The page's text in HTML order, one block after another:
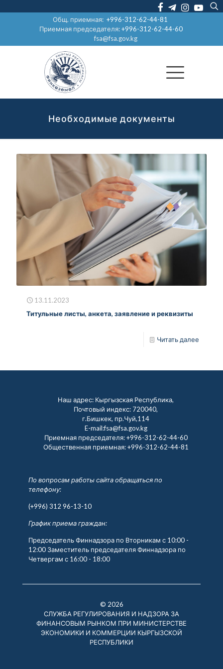
Общ. приемная:+996-312-62-44-81
Приемная председателя:+996-312-62-44-60
fsa@fsa.gov.kg
Необходимые документы
13.11.2023
Титульные листы, анкета, заявление и реквизиты
Читать далее
Наш адрес: Кыргызская Республика,
Почтовый индекс: 720040,
г.Бишкек, пр.Чуй,114
E-mail:fsa@fsa.gov.kg
Приемная председателя:+996-312-62-44-60
Общественная приемная:+996-312-62-44-81
По вопросам работы сайта обращаться по
телефону:
(+996) 312 96-13-10
График приема граждан:
Председатель Финнадзора по Вторникам с 10:00 -
12:00 Заместитель председателя Финнадзора по
Четвергам с 16:00 - 18:00
© 2026
СЛУЖБА РЕГУЛИРОВАНИЯ И НАДЗОРА ЗА
ФИНАНСОВЫМ РЫНКОМ ПРИ МИНИСТЕРСТВЕ
ЭКОНОМИКИ И КОММЕРЦИИ КЫРГЫЗСКОЙ
РЕСПУБЛИКИ